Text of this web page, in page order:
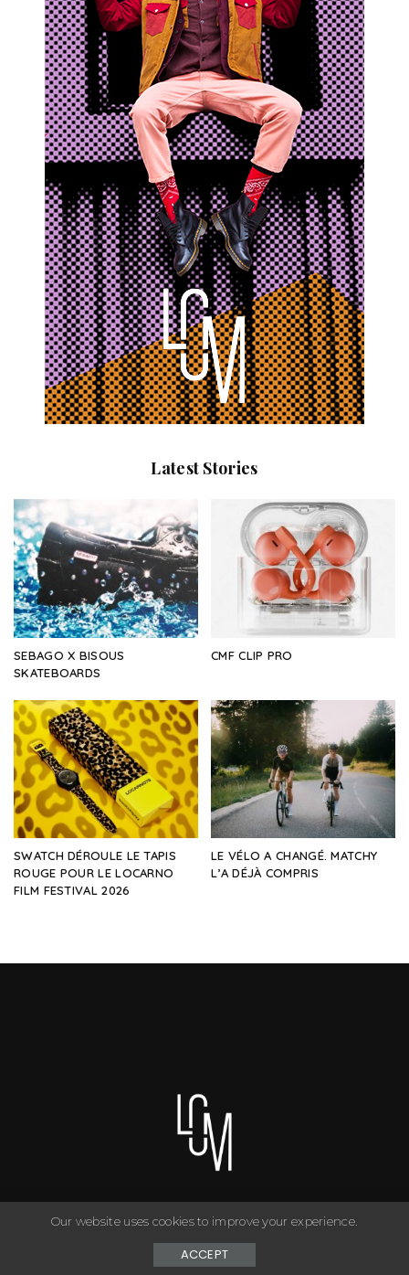
Latest Stories
SEBAGO X BISOUS
SKATEBOARDS
CMF CLIP PRO
SWATCH DÉROULE LE TAPIS
ROUGE POUR LE LOCARNO
FILM FESTIVAL 2026
LE VÉLO A CHANGÉ. MATCHY
L’A DÉJÀ COMPRIS
You can have anything you want in life if you dress for it. ©
Copyright Le Closet - 2024
Our website uses cookies to improve your experience.
ACCEPT